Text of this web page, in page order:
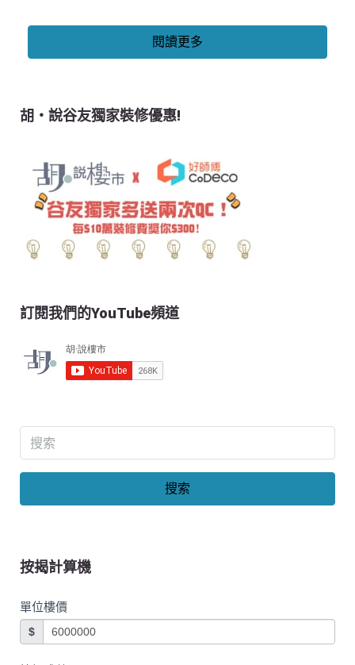
閱讀更多
胡‧說谷友獨家裝修優惠!
訂閱我們的YouTube頻道
搜索
按揭計算機
單位樓價
$